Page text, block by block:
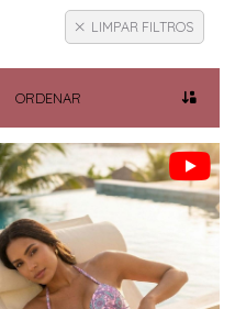
LIMPAR FILTROS
ORDENAR